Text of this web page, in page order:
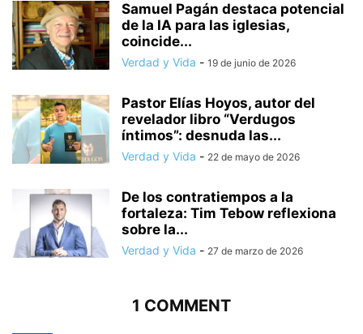
Samuel Pagán destaca potencial
de la IA para las iglesias,
coincide...
Verdad y Vida - 19 de junio de 2026
Pastor Elías Hoyos, autor del
revelador libro “Verdugos
íntimos”: desnuda las...
Verdad y Vida - 22 de mayo de 2026
De los contratiempos a la
fortaleza: Tim Tebow reflexiona
sobre la...
Verdad y Vida - 27 de marzo de 2026
1 COMMENT